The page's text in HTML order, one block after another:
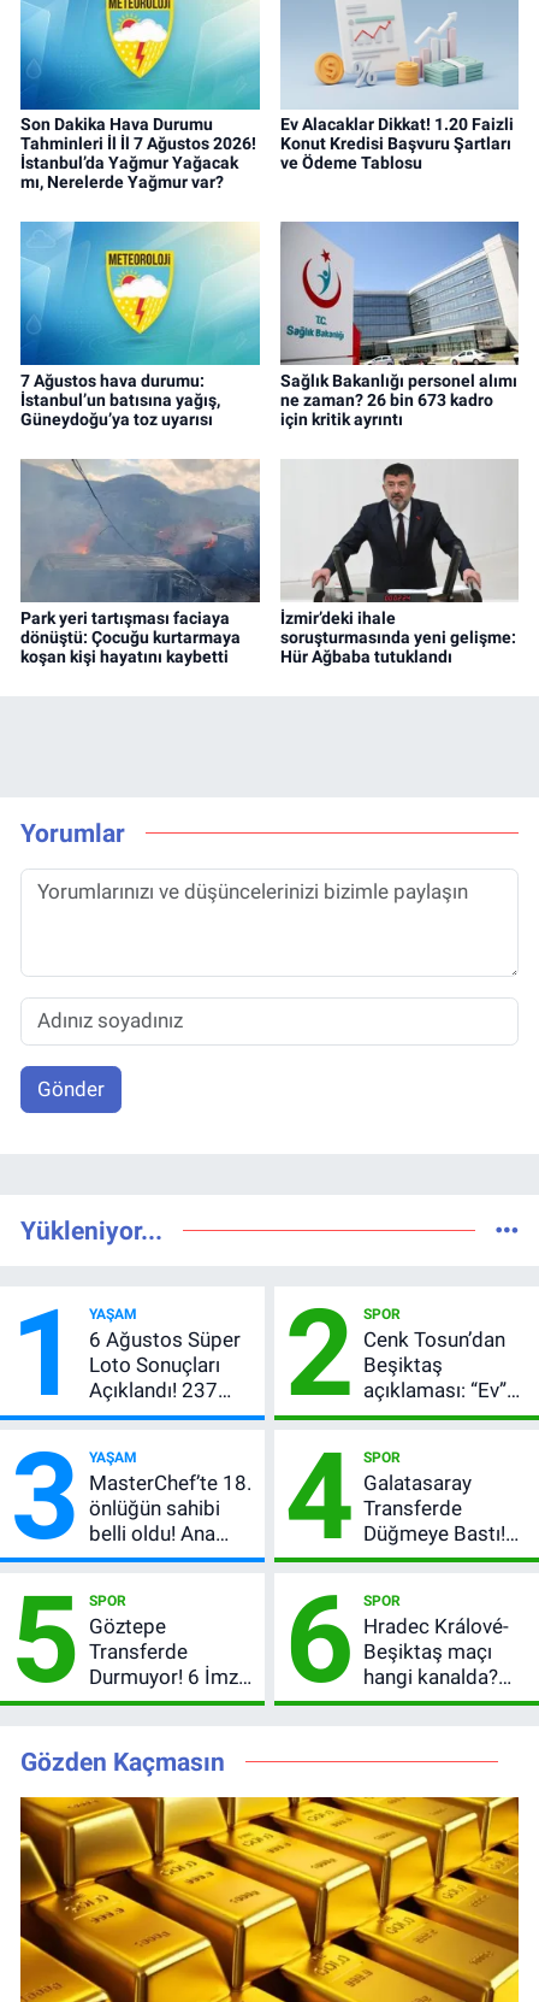
Son Dakika Hava Durumu
Tahminleri İl İl 7 Ağustos 2026!
İstanbul’da Yağmur Yağacak
mı, Nerelerde Yağmur var?
Ev Alacaklar Dikkat! 1.20 Faizli
Konut Kredisi Başvuru Şartları
ve Ödeme Tablosu
7 Ağustos hava durumu:
İstanbul’un batısına yağış,
Güneydoğu’ya toz uyarısı
Sağlık Bakanlığı personel alımı
ne zaman? 26 bin 673 kadro
için kritik ayrıntı
Park yeri tartışması faciaya
dönüştü: Çocuğu kurtarmaya
koşan kişi hayatını kaybetti
İzmir’deki ihale
soruşturmasında yeni gelişme:
Hür Ağbaba tutuklandı
Yorumlar
Gönder
Yükleniyor...
1 YAŞAM
6 Ağustos Süper
Loto Sonuçları
Açıklandı! 237
Milyon TL’lik
2 SPOR
Cenk Tosun’dan
Beşiktaş
açıklaması: “Ev”
dedi, asıl mesajı
verdi
3 YAŞAM
MasterChef’te 18.
önlüğün sahibi
belli oldu! Ana
kadroya giren
oldu?
4 SPOR
Galatasaray
Transferde
Düğmeye Bastı!
Leao, Camavinga
Durum
5 SPOR
Göztepe
Transferde
Durmuyor! 6 İmza
Sonrası Yeni
Oldu
6 SPOR
Hradec Králové-
Beşiktaş maçı
hangi kanalda?
Şifresiz canlı yayın
Gözden Kaçmasın